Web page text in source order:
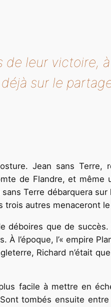
leur victoire,
sur le
Jean sans Terre,
de Flandre, et
Terre débarquera
autres menaceront
que de
l’époque, l’« empire
Richard n’était
facile à mettre en
tombés ensuite entre